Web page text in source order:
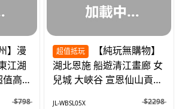
江湖
值高
$798
超值抵玩
湖北恩施 船遊清江畫廊 女
兒城 大峽谷 宣恩仙山貢水
JL-WBSL05X $2298